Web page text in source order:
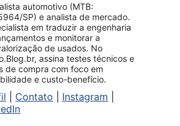
automotivo (MTB:
SP) e analista de mercado.
em traduzir a engenharia
e monitorar a
de usados. No
assina testes técnicos e
de compra com foco em
e custo-benefício.
Contato Instagram